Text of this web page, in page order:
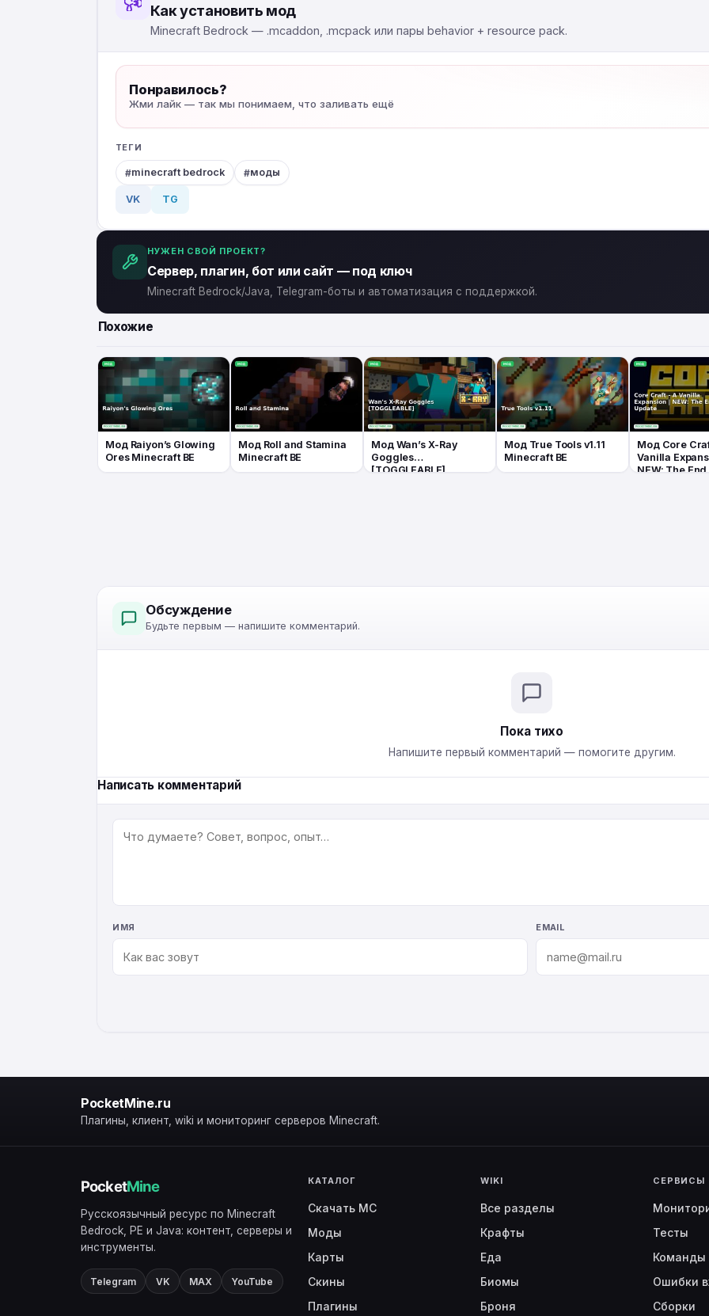
Как установить мод
Minecraft Bedrock — .mcaddon, .mcpack или пары behavior + resource pack.
Понравилось?
Жми лайк — так мы понимаем, что заливать ещё
ТЕГИ
minecraft bedrock моды
VK TG
НУЖЕН СВОЙ ПРОЕКТ?
Сервер, плагин, бот или сайт — под ключ
Minecraft Bedrock/Java, Telegram-боты и автоматизация с поддержкой.
Похожие
Мод Raiyon’s Glowing
Ores Minecraft BE
Мод Roll and Stamina
Minecraft BE
Мод Wan’s X-Ray
Goggles
[TOGGLEABLE]
Мод True Tools v1.11
Minecraft BE
Мод Core
Vanilla
NEW: The
Обсуждение
Будьте первым — напишите комментарий.
Пока тихо
Напишите первый комментарий — помогите другим.
Написать комментарий
КОММЕНТАРИЙ
ИМЯ EMAIL
PocketMine.ru
Плагины, клиент, wiki и мониторинг серверов Minecraft.
Русскоязычный ресурс по Minecraft
Bedrock, PE и Java: контент, серверы и
инструменты.
Telegram VK MAX YouTube
КАТАЛОГ
Скачать MC
Моды
Карты
Скины
Плагины
WIKI
Все разделы
Крафты
Еда
Биомы
Броня
СЕРВИСЫ
Тесты
Команды
Ошибки
Сборки